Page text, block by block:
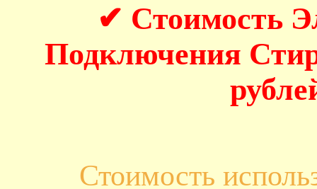
✔ Стоимость
Подключения
Стоимость